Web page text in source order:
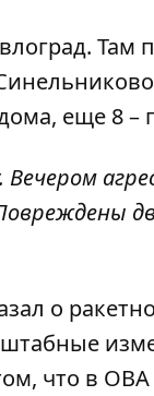
еще 8 –
о
что в ОВА